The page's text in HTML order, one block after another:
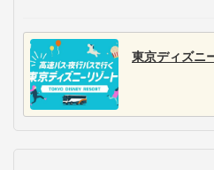
東京ディズニ